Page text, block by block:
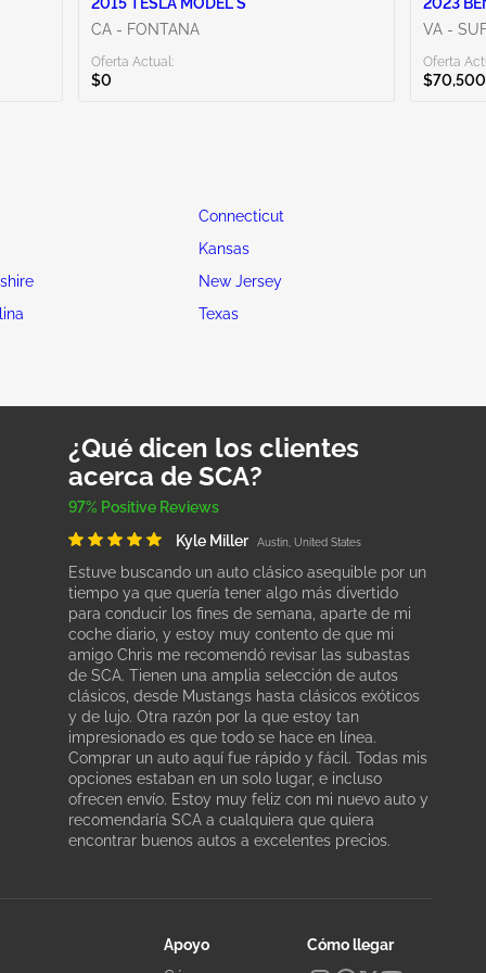
CA - FONTANA
Oferta Actual:
$0
VA -
Oferta
$70,500
Connecticut
Kansas
New Jersey
Texas
¿Qué dicen los clientes
acerca de SCA?
97% Positive Reviews
Kyle Miller
Austin, United States
Estuve buscando un auto clásico asequible por un
tiempo ya que quería tener algo más divertido
para conducir los fines de semana, aparte de mi
coche diario, y estoy muy contento de que mi
amigo Chris me recomendó revisar las subastas
de SCA. Tienen una amplia selección de autos
clásicos, desde Mustangs hasta clásicos exóticos
y de lujo. Otra razón por la que estoy tan
impresionado es que todo se hace en línea.
Comprar un auto aquí fue rápido y fácil. Todas mis
opciones estaban en un solo lugar, e incluso
ofrecen envío. Estoy muy feliz con mi nuevo auto y
recomendaría SCA a cualquiera que quiera
encontrar buenos autos a excelentes precios.
Apoyo
Cómo llegar